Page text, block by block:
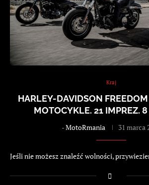
Kraj
HARLEY-DAVIDSON
MOTOCYKLE. 21 IMPREZ.
-MotoRmania 31 marca
Jeśli nie możesz znaleźć wolności,